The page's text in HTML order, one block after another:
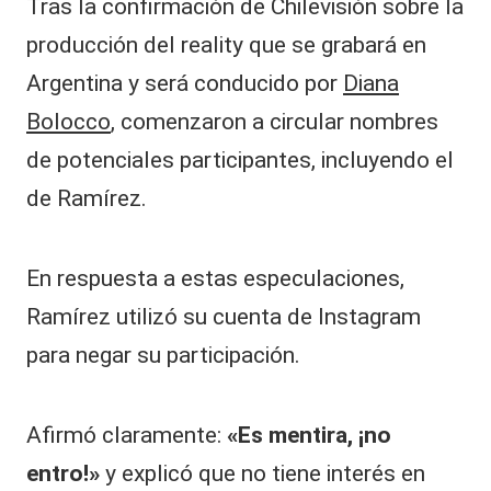
Tras la confirmación de Chilevisión sobre la
producción del reality que se grabará en
Argentina y será conducido por Diana
Bolocco, comenzaron a circular nombres
de potenciales participantes, incluyendo el
de Ramírez.
En respuesta a estas especulaciones,
Ramírez utilizó su cuenta de Instagram
para negar su participación.
Afirmó claramente: «Es mentira, ¡no
entro!» y explicó que no tiene interés en